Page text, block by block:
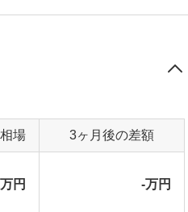
場 3ヶ月後の差額
円 -万円